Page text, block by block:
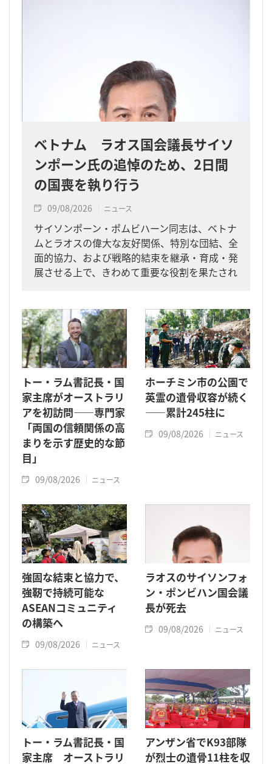
ベトナム ラオス国会議長サイソ
ンポーン氏の追悼のため、2日間
の国喪を執り行う
09/08/2026 ニュース
サイソンポーン・ポムビハーン同志は、ベトナ
ムとラオスの偉大な友好関係、特別な団結、全
面的協力、および戦略的結束を継承・育成・発
展させる上で、きわめて重要な役割を果たされ
トー・ラム書記長・国
家主席がオーストラリ
アを初訪問――専門家
「両国の信頼関係の高
まりを示す歴史的な節
目」
09/08/2026 ニュース
ホーチミン市の公園で
英霊の遺骨収容が続く
――累計245柱に
09/08/2026 ニュース
強固な結束と協力で、
強靭で持続可能な
ASEANコミュニティ
の構築へ
09/08/2026 ニュース
ラオスのサイソンフォ
ン・ポンビハン国会議
長が死去
09/08/2026 ニュース
トー・ラム書記長・国
家主席 オーストラリ
アンザン省でK93部隊
が烈士の遺骨11柱を収